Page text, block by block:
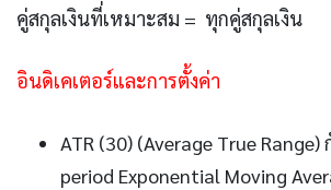
คู่สกุลเงินที่เหมาะสม = ทุกคู่สกุลเงิน
อินดิเคเตอร์และการตั้งค่า
ATR (30) (Average True Range)
period Exponential Moving